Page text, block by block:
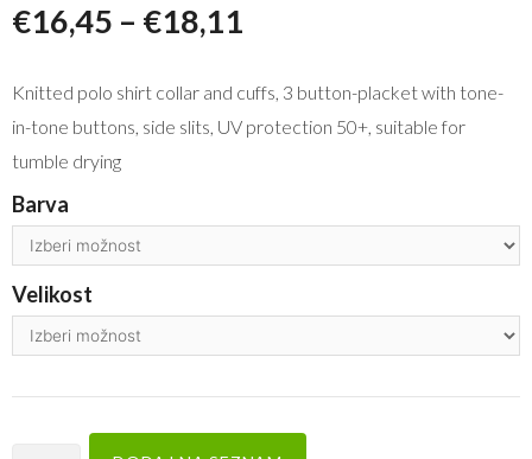
€16,45 – €18,11
Knitted polo shirt collar and cuffs, 3 button-placket with tone-
in-tone buttons, side slits, UV protection 50+, suitable for
tumble drying
Barva
Velikost